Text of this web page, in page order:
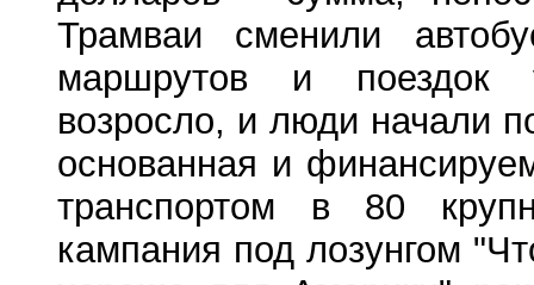
Трамваи сменили
маршрутов и поездок
возросло, и люди начали
основанная и
транспортом в 80
кампания под лозунгом